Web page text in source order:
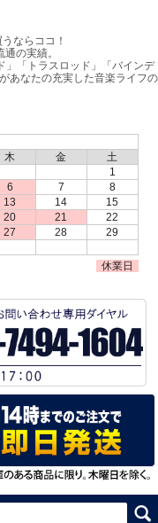
ならココ！
の実績。
」「トラスロッド」「バインデ
あなたの充実した音楽ライフの
木 金
土
1
6 7
8
13 14
15
20 21
22
27 28
29
休業日